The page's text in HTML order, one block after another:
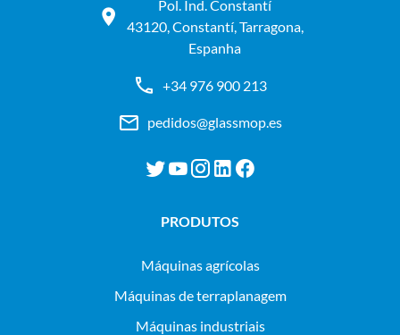
Pol. Ind. Constantí
43120, Constantí, Tarragona,
Espanha
+34 976 900 213
pedidos@glassmop.es
PRODUTOS
máquinas agrícolas
máquinas de terraplanagem
máquinas industriais